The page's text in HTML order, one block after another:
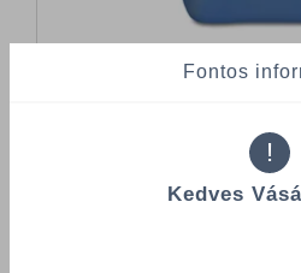
Összes termék (a rendezéshez -
Fontos
!
Kedves